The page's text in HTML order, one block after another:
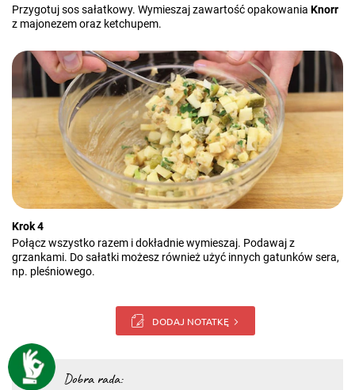
Przygotuj sos sałatkowy. Wymieszaj zawartość opakowania Knorr
z majonezem oraz ketchupem.
Krok 4
Połącz wszystko razem i dokładnie wymieszaj. Podawaj z
grzankami. Do sałatki możesz również użyć innych gatunków sera,
np. pleśniowego.
DODAJ NOTATKĘ
Dobra rada: